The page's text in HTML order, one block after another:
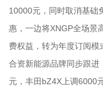
10000元，同时取消基础
惠，一边将XNGP全场景
费权益，转为年度订阅模
合资新能源品牌同步跟
元，丰田bZ4X上调6000